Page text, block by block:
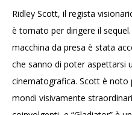
Ridley Scott, il regista
è tornato per dirigere il
macchina da presa è stata
che sanno di poter aspettarsi
cinematografica. Scott è noto
mondi visivamente